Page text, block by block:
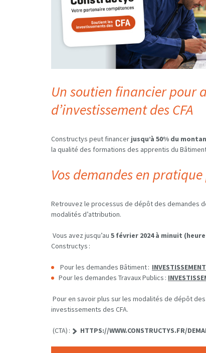
Un soutien financierpour
d’investissement des CFA
Constructys peut financer jusqu’à 50% du
la qualité des formations des apprentis du
Vos demandes en pratique
Retrouvez le processus de dépôt des demandes
modalités d’attribution.
Vous avez jusqu’au 5 février 2024 à minuit
Constructys :
Pour les demandes Bâtiment :
Pour les demandes Travaux Publics :
Pour en savoir plus sur les modalités de dépôt
investissements des CFA.
(CTA) : HTTPS://WWW.CONSTRUCTYS.FR/